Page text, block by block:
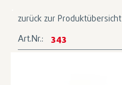
zurück zur Produktübersicht
Art.Nr.: 343